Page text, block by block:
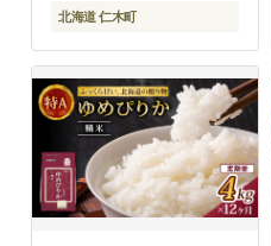
米穀]
北海道 仁木町